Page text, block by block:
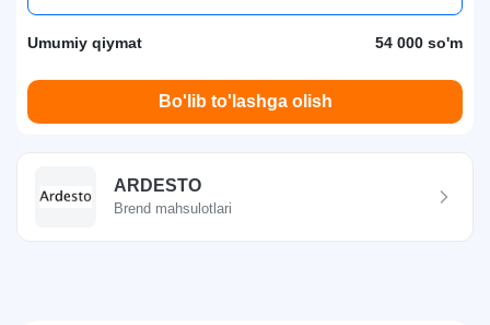
Umumiy qiymat 54 000 so'm
Bo'lib to'lashga olish
ARDESTO
Brend mahsulotlari